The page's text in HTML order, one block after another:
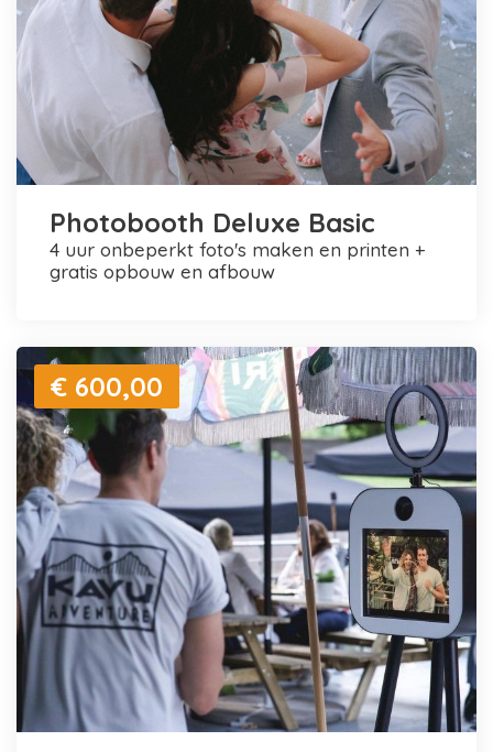
Photobooth Deluxe Basic
4 uur onbeperkt foto's maken en printen +
gratis opbouw en afbouw
€ 600,00